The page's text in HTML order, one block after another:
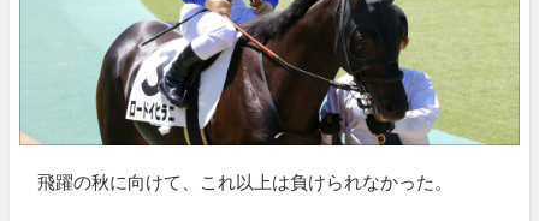
飛躍の秋に向けて、これ以上は負けられなかった。